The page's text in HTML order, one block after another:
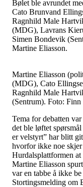
Bølet ble avrundet
Cato Brunvand
Ragnhild Male
(MDG), Lavrans
Simen Bondevik
Martine Eliasson.
Martine Eliasson
(MDG), Cato
Ragnhild Male
(Sentrum). Foto: Finn
Tema for debatten
det ble løftet
er velstyrt” har blitt
hvorfor ikke noe
Hurdalsplattformen
Martine Eliasson
var en tabbe å ikke
Stortingsmelding om